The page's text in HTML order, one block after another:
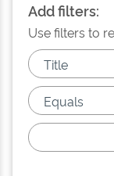
Add filters:
Use filters to